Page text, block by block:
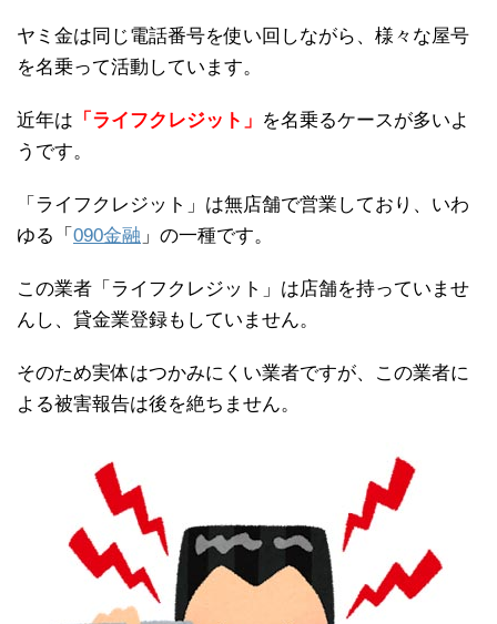
ヤミ金は同じ電話番号を使い回しながら、様々な屋号
を名乗って活動しています。
近年は 「ライフクレジット」 を名乗るケースが多いよ
うです。
「ライフクレジット」は無店舗で営業しており、いわ
ゆる「 090金融 」の一種です。
この業者「ライフクレジット」は店舗を持っていませ
んし、貸金業登録もしていません。
そのため実体はつかみにくい業者ですが、この業者に
よる被害報告は後を絶ちません。